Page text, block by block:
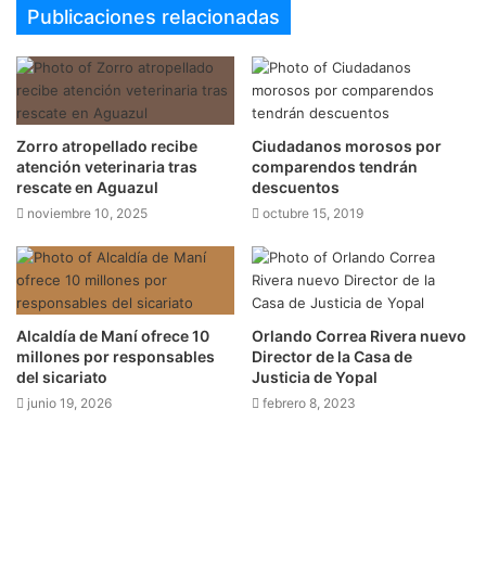
Publicaciones relacionadas
Zorro atropellado recibe
atención veterinaria tras
rescate en Aguazul
noviembre 10, 2025
Ciudadanos morosos por
comparendos tendrán
descuentos
octubre 15, 2019
Alcaldía de Maní ofrece 10
millones por responsables
del sicariato
junio 19, 2026
Orlando Correa Rivera nuevo
Director de la Casa de
Justicia de Yopal
febrero 8, 2023